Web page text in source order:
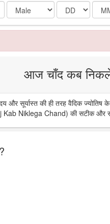
Date
आज चाँद कब
और सूर्यास्त की ही तरह वैदिक
Kab Niklega Chand) की सटीक और